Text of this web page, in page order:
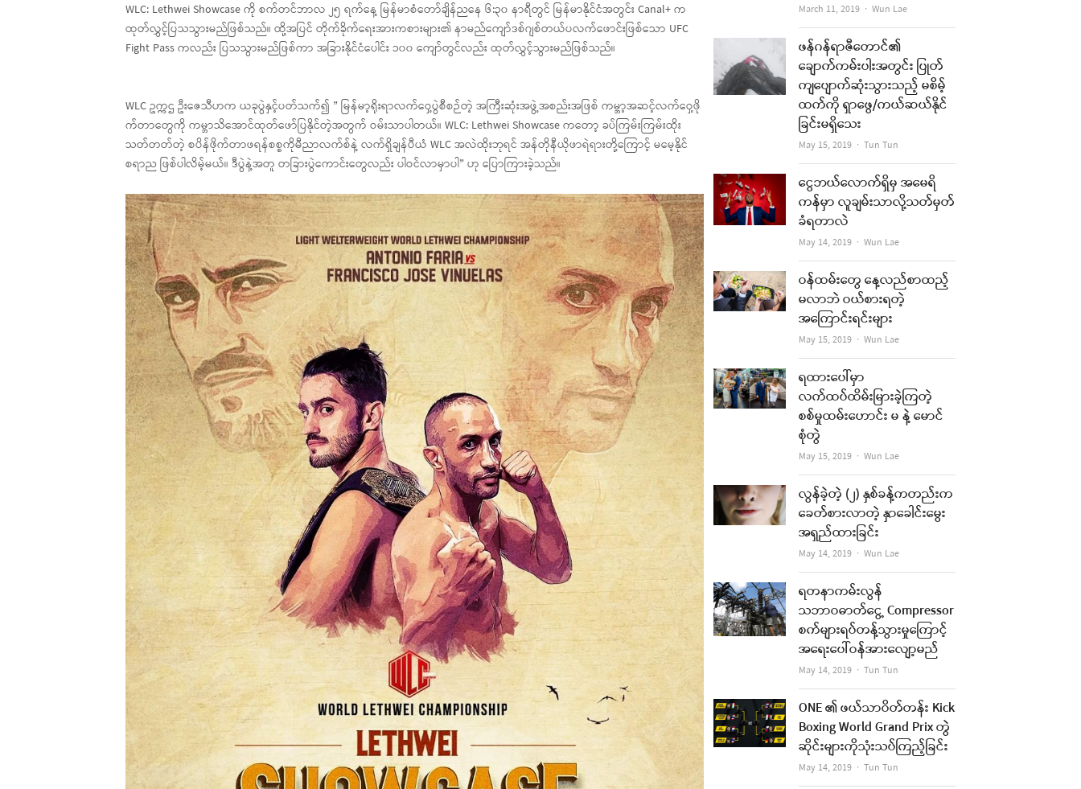
WLC: Lethwei Showcase ကို စက်တင်ဘာလ ၂၅ ရက်နေ့ မြန်မာစံတော်ချိန်ညနေ ၆:၃၀ နာရီတွင် မြန်မာနိုင်ငံအတွင်း Canal+ က
ထုတ်လွှင့်ပြသသွားမည်ဖြစ်သည်။ ထို့အပြင် တိုက်ခိုက်ရေးအားကစားများ၏ နာမည်ကျော်ဒစ်ဂျစ်တယ်ပလက်ဖောင်းဖြစ်သော UFC
Fight Pass ကလည်း ပြသသွားမည်ဖြစ်ကာ အခြားနိုင်ငံပေါင်း ၁၀၀ ကျော်တွင်လည်း ထုတ်လွှင့်သွားမည်ဖြစ်သည်။
WLC ဥက္ကဌ ဦးဇေသီဟက ယခုပွဲနှင့်ပတ်သက်၍ ” မြန်မာ့ရိုးရာလက်ဝှေ့ပွဲစီစဉ်တဲ့ အကြီးဆုံးအဖွဲ့အစည်းအဖြစ် ကမ္ဘာ့အဆင့်လက်ဝှေ့ဖို
က်တာတွေကို ကမ္ဘာသိအောင်ထုတ်ဖော်ပြနိုင်တဲ့အတွက် ဝမ်းသာပါတယ်။ WLC: Lethwei Showcase ကတော့ ခပ်ကြမ်းကြမ်းထိုး
သတ်တတ်တဲ့ စပိန်ဖိုက်တာဖရန်စစ္စကိုမီညာလက်စ်နဲ့ လက်ရှိချန်ပီယံ WLC အလဲထိုးဘုရင် အန်တိုနီယိုဖာရဲရားတို့ကြောင့် မမေ့နိုင်
စရာည ဖြစ်ပါလိမ့်မယ်။ ဒီပွဲနဲ့အတူ တခြားပွဲကောင်းတွေလည်း ပါဝင်လာမှာပါ” ဟု ပြောကြားခဲ့သည်။
March 11, 2019 Author
Wun Lae
ဖန်ဂန်ရာဇီတောင်၏
ချောက်ကမ်းပါးအတွင်း ပြုတ်
ကျပျောက်ဆုံးသွားသည့် မစိမ့်
ထက်ကို ရှာဖွေ/ကယ်ဆယ်နိုင်
ခြင်းမရှိသေး
May 15, 2019 Author
Tun Tun
ငွေဘယ်လောက်ရှိမှ အမေရိ
ကန်မှာ လူချမ်းသာလို့သတ်မှတ်
ခံရတာလဲ
May 14, 2019 Author
Wun Lae
ဝန်ထမ်းတွေ နေ့လည်စာထည့်
မလာဘဲ ဝယ်စားရတဲ့
အကြောင်းရင်းများ
May 15, 2019 Author
Wun Lae
ရထားပေါ်မှာ
လက်ထပ်ထိမ်းမြားခဲ့ကြတဲ့
စစ်မှုထမ်းဟောင်း မ နဲ့ မောင်
စုံတွဲ
May 15, 2019 Author
Wun Lae
လွန်ခဲ့တဲ့ (၂) နှစ်ခန့်ကတည်းက
ခေတ်စားလာတဲ့ နှာခေါင်းမွေး
အရှည်ထားခြင်း
May 14, 2019 Author
Wun Lae
ရတနာကမ်းလွန်
သဘာဝဓာတ်ငွေ့ Compressor
စက်များရပ်တန့်သွားမှုကြောင့်
အရေးပေါ်ဝန်အားလျော့မည်
May 14, 2019 Author
Tun Tun
ONE ၏ ဖယ်သာဝိတ်တန်း Kick
Boxing World Grand Prix တွဲ
ဆိုင်းများကိုသုံးသပ်ကြည့်ခြင်း
May 14, 2019 Author
Tun Tun